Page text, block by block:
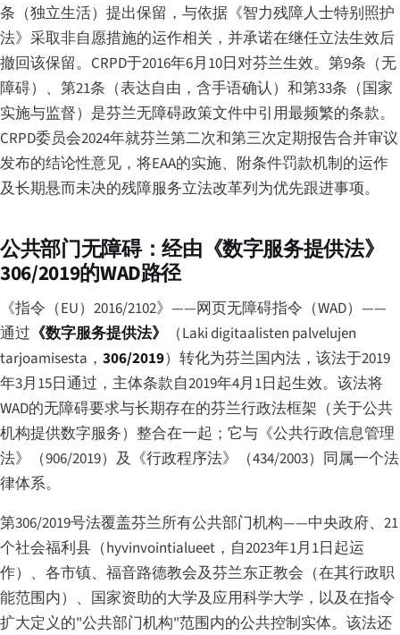
条（独立生活）提出保留，与依据《智力残障人士特别照护
法》采取非自愿措施的运作相关，并承诺在继任立法生效后
撤回该保留。CRPD于2016年6月10日对芬兰生效。第9条（无
障碍）、第21条（表达自由，含手语确认）和第33条（国家
实施与监督）是芬兰无障碍政策文件中引用最频繁的条款。
CRPD委员会2024年就芬兰第二次和第三次定期报告合并审议
发布的结论性意见，将EAA的实施、附条件罚款机制的运作
及长期悬而未决的残障服务立法改革列为优先跟进事项。
公共部门无障碍：经由《数字服务提供法》
306/2019的WAD路径
《指令（EU）2016/2102》——网页无障碍指令（WAD）——
通过 《数字服务提供法》 （Laki digitaalisten palvelujen
tarjoamisesta ， 306/2019）转化为芬兰国内法，该法于2019
年3月15日通过，主体条款自2019年4月1日起生效。该法将
WAD的无障碍要求与长期存在的芬兰行政法框架（关于公共
机构提供数字服务）整合在一起；它与《公共行政信息管理
法》（906/2019）及《行政程序法》（434/2003）同属一个法
律体系。
第306/2019号法覆盖芬兰所有公共部门机构——中央政府、21
个社会福利县（hyvinvointialueet ，自2023年1月1日起运
作）、各市镇、福音路德教会及芬兰东正教会（在其行政职
能范围内）、国家资助的大学及应用科学大学，以及在指令
扩大定义的"公共部门机构"范围内的公共控制实体。该法还